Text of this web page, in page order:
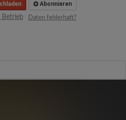
Abonnieren
Daten fehlerhaft?
Betrieb